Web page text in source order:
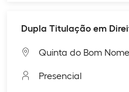
Dupla Titulação em
Quinta do Bom Nome
Presencial